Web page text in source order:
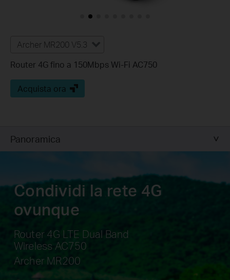
Archer MR200 V5.3
Router 4G fino a 150Mbps Wi-Fi AC750
Acquista ora
Panoramica
Condividi la rete 4G
ovunque
Router 4G LTE Dual Band
Wireless AC750
Archer MR200